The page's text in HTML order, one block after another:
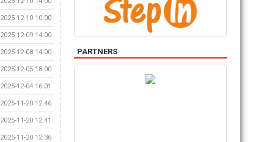
2025-12-10 10:00
2025-12-09 14:00
2025-12-08 14:00
2025-12-05 18:00
2025-12-04 16:01
2025-11-20 12:46
2025-11-20 12:41
2025-11-20 12:36
PARTNERS